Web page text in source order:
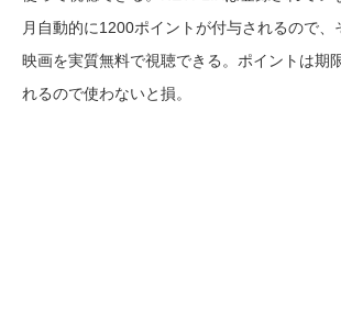
月自動的に1200ポイントが付与されるので、
映画を実質無料で視聴できる。ポイントは期
れるので使わないと損。